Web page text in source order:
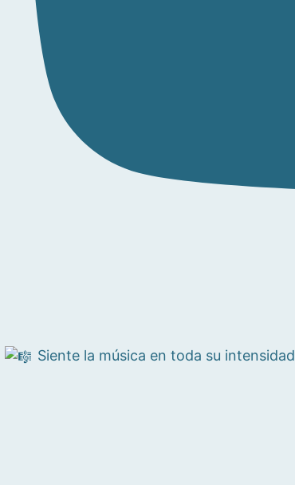
Siente la música en toda su intensidad